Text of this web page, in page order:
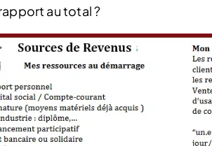
au total ?